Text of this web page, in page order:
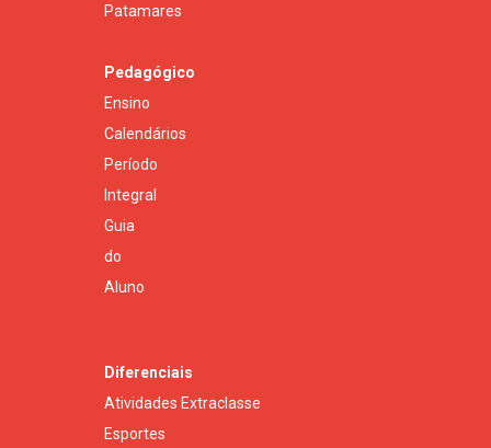
Patamares
Pedagógico
Ensino
Calendários
Período
Integral
Guia
do
Aluno
Diferenciais
Atividades Extraclasse
Esportes